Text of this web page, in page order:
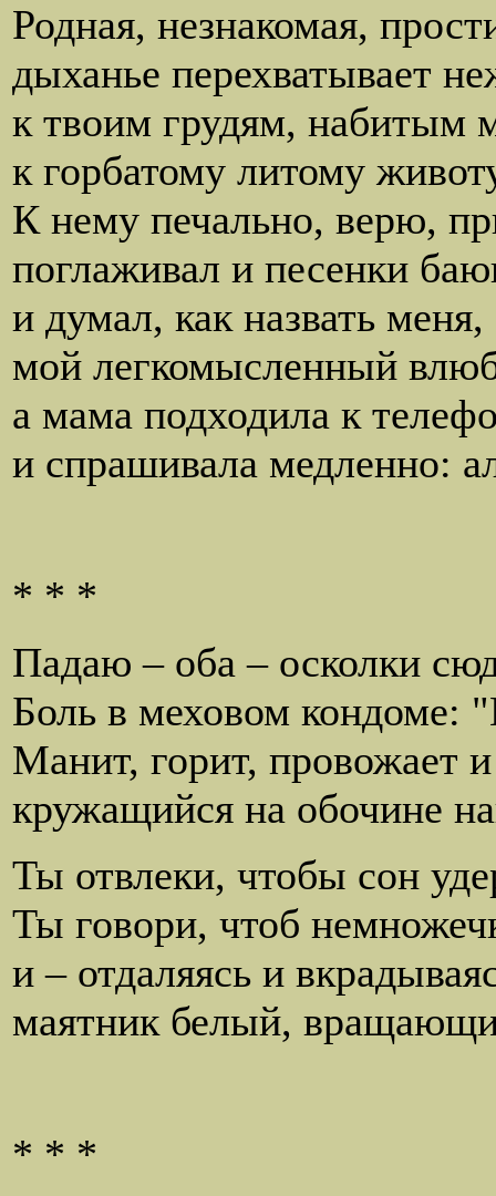
Родная, незнакомая,
дыханье перехватывает
к твоим грудям, набитым
к горбатому литому
К нему печально, верю,
поглаживал и песенки
и думал, как назвать
мой легкомысленный
а мама подходила к
и спрашивала медленно:
* * *
Падаю – оба – осколки
Боль в меховом кондоме:
Манит, горит, провожает и
кружащийся на обочине
Ты отвлеки, чтобы сон
Ты говори, чтоб
и – отдаляясь и
маятник белый,
* * *